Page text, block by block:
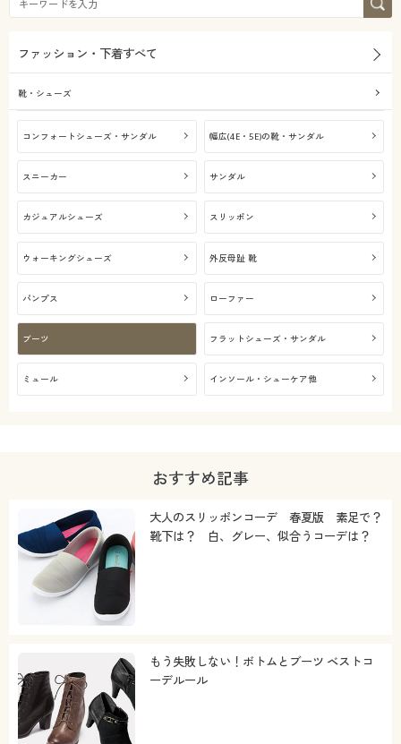
ファッション・下着すべて
靴・シューズ
コンフォートシューズ・サンダル 幅広(4E・5E)の靴・サンダル
スニーカー サンダル
カジュアルシューズ スリッポン
ウォーキングシューズ 外反母趾 靴
パンプス ローファー
ブーツ フラットシューズ・サンダル
ミュール インソール・シューケア他
おすすめ記事
大人のスリッポンコーデ 春夏版 素足で？
靴下は？ 白、グレー、似合うコーデは？
もう失敗しない！ボトムとブーツ ベストコ
ーデルール